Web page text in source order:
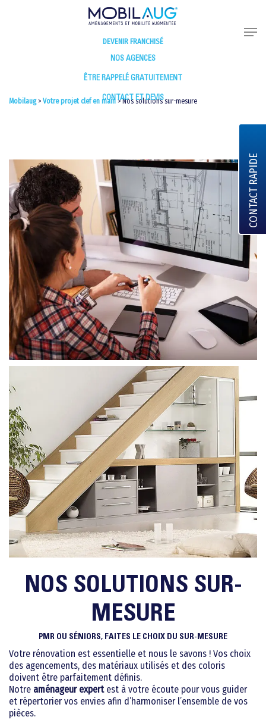
DEVENIR FRANCHISÉ
NOS AGENCES
ÊTRE RAPPELÉ GRATUITEMENT
CONTACT ET DEVIS
Mobilaug> Votre projet clef en main >Nos solutions sur-mesure
NOS SOLUTIONS SUR-
MESURE
PMR OU SÉNIORS, FAITES LE CHOIX DU SUR-MESURE
Votre rénovation est essentielle et nous le savons ! Vos choix
des agencements, des matériaux utilisés et des coloris
doivent être parfaitement définis.
Notre aménageur expertest à votre écoute pour vous guider
et répertorier vos envies afin d’harmoniser l’ensemble de vos
pièces.
CONTACT RAPIDE